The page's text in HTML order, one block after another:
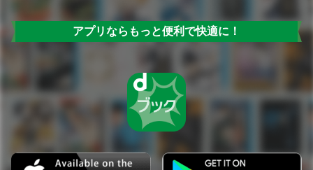
アプリならもっと便利で快適に！